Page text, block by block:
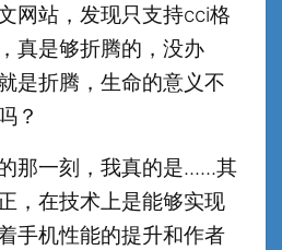
网站，发现只支持cci格
真是够折腾的，没办
是折腾，生命的意义不
？
那一刻，我真的是......其
，在技术上是能够实现
手机性能的提升和作者